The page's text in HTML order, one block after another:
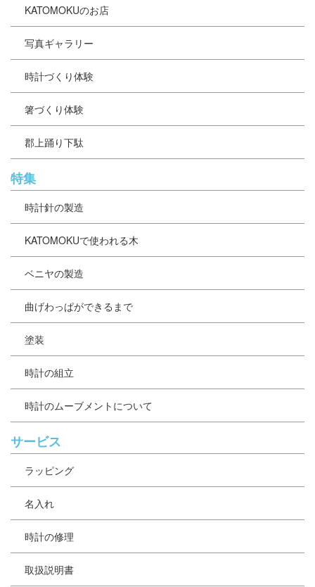
KATOMOKUのお店
写真ギャラリー
時計づくり体験
箸づくり体験
郡上踊り下駄
特集
時計針の製造
KATOMOKUで使われる木
ベニヤの製造
曲げわっぱができるまで
塗装
時計の組立
時計のムーブメントについて
サービス
ラッピング
名入れ
時計の修理
取扱説明書